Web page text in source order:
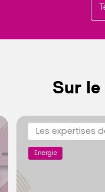
Sur
Les expertises
Energie